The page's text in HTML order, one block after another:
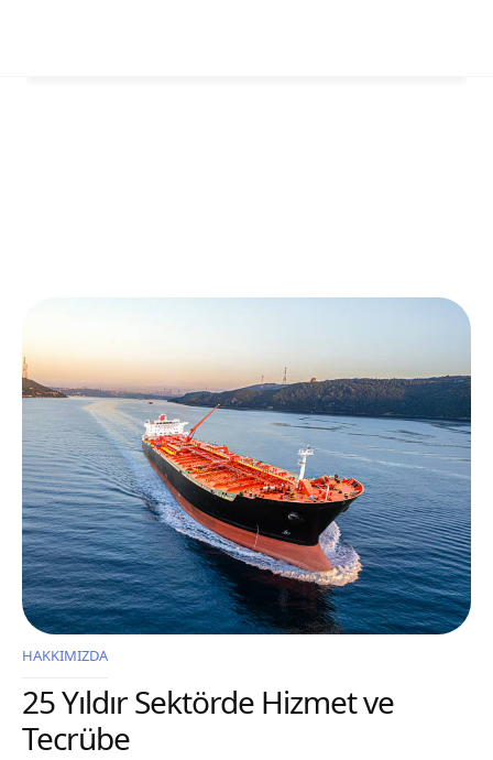
HAKKIMIZDA
25 Yıldır Sektörde Hizmet ve
Tecrübe